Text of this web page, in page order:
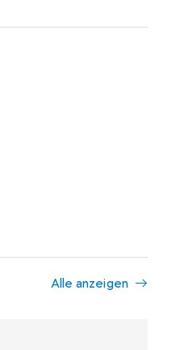
Alle anzeigen